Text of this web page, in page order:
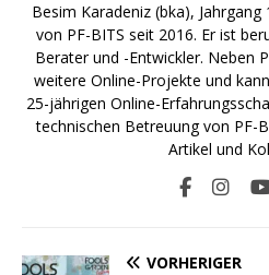
Besim Karadeniz (bka),
von PF-BITS seit 2016. Er ist
Berater und -Entwickler. Neben
weitere Online-Projekte und
25-jährigen Online-
technischen Betreuung von PF-
Artikel und
VORHERIGER